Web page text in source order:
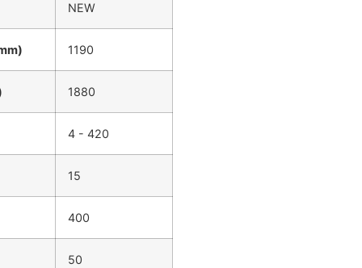
NEW
1190
1880
4 - 420
15
400
50